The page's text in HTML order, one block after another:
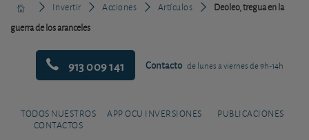
Invertir Acciones Artículos
Deoleo, tregua en la
guerra de los aranceles
913 009 141 Contacto de lunes a viernes de 9h-14h
TODOS NUESTROS
CONTACTOS
APP OCU INVERSIONES PUBLICACIONES